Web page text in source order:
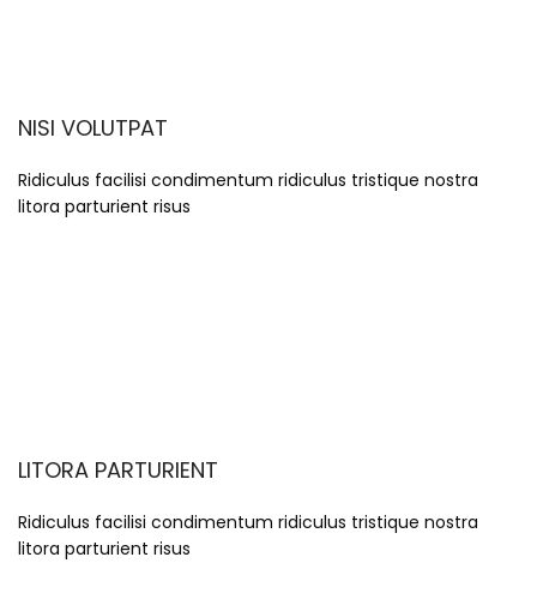
NISI VOLUTPAT
Ridiculus facilisi condimentum ridiculus tristique nostra
litora parturient risus
LITORA PARTURIENT
Ridiculus facilisi condimentum ridiculus tristique nostra
litora parturient risus